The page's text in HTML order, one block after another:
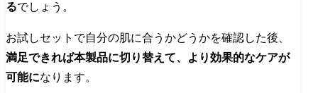
るでしょう。
お試しセットで自分の肌に合うかどうかを確認した後、
満足できれば本製品に切り替えて、より効果的なケアが
可能になります。